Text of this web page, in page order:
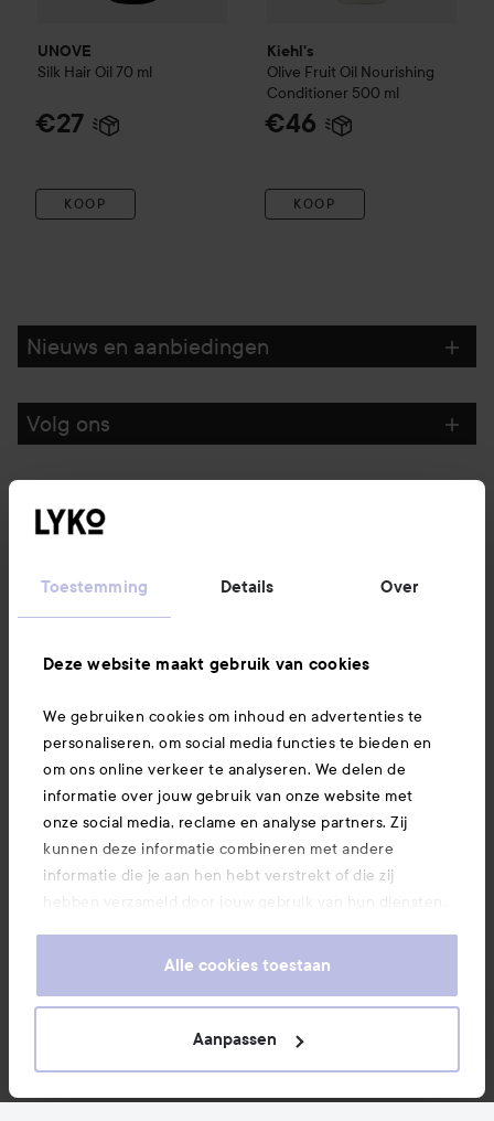
Toestemming Details Over
Deze website maakt gebruik van cookies
We gebruiken cookies om inhoud en advertenties te
personaliseren, om social media functies te bieden en
om ons online verkeer te analyseren. We delen de
informatie over jouw gebruik van onze website met
onze social media, reclame en analyse partners. Zij
kunnen deze informatie combineren met andere
informatie die je aan hen hebt verstrekt of die zij
hebben verzameld door jouw gebruik van hun diensten.
website te blijven gebruiken. Voor meer informatie over
je graag door naar ons cookiebeleid.
Alle cookies toestaan
Aanpassen
UNOVE
Silk Hair Oil 70 ml
€27
KOOP
Kiehl's
Olive Fruit Oil Nourishing
Conditioner 500 ml
€46
KOOP
Nieuws en aanbiedingen
Volg ons
Informatie
Ook interessant
Download hier onze app
Copyright 2026